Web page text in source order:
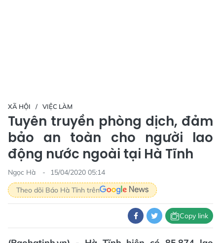
XÃ HỘI VIỆC LÀM
Tuyên truyền phòng dịch, đảm
bảo an toàn cho người lao
động nước ngoài tại Hà Tĩnh
Ngọc Hà
15/04/2020 05:14
Theo dõi Báo Hà Tĩnh trên
Copy link